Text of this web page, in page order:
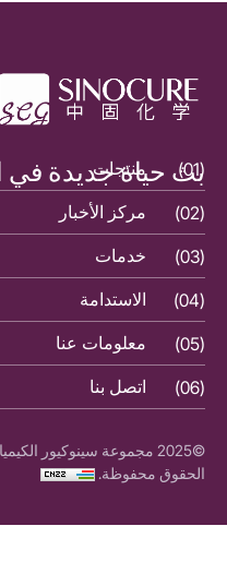
بث حياة جديدة في(01) منتجات
(02)
مركز الأخبار
(03)
خدمات
(04)
الاستدامة
(05)
معلومات عنا
(06)
اتصل بنا
©2025 مجموعة سينوكيور
الحقوق محفوظة.